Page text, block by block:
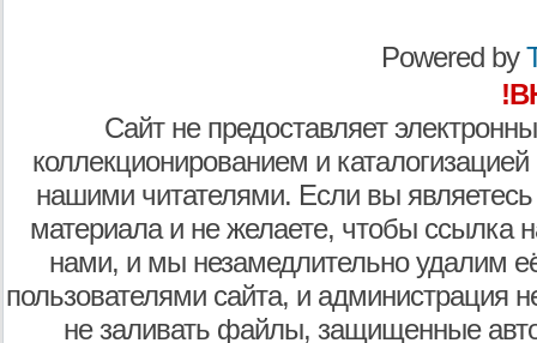
Powered by
Сайт не предоставляет
коллекционированием и
нашими читателями. Если вы являетесь
материала и не желаете, чтобы ссылка
нами, и мы незамедлительно удалим
пользователями сайта, и администрация
не заливать файлы, защищенные